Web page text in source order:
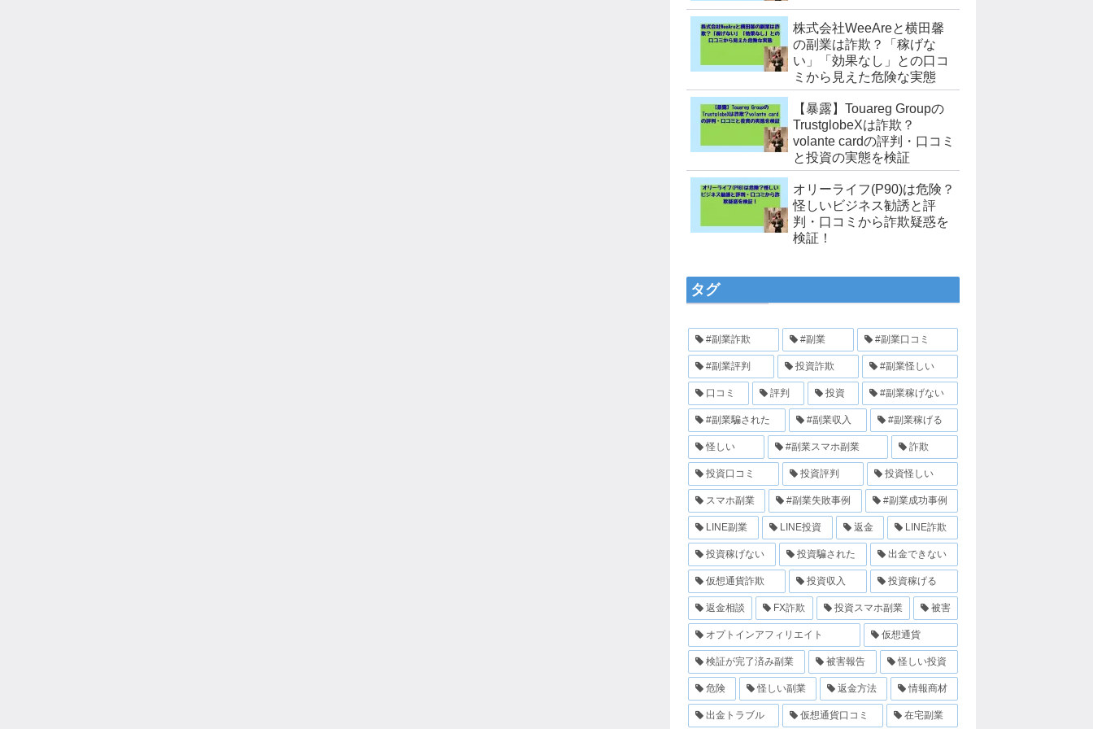
株式会社WeeAreと横田馨
の副業は詐欺？「稼げな
い」「効果なし」との口コ
ミから見えた危険な実態
【暴露】Touareg Groupの
TrustglobeXは詐欺？
volante cardの評判・口コミ
と投資の実態を検証
オリーライフ(P90)は危険？
怪しいビジネス勧誘と評
判・口コミから詐欺疑惑を
検証！
タグ
#副業詐欺 #副業 #副業口コミ
#副業評判 投資詐欺 #副業怪しい
口コミ 評判 投資 #副業稼げない
#副業騙された #副業収入 #副業稼げる
怪しい #副業スマホ副業 詐欺
投資口コミ 投資評判 投資怪しい
スマホ副業 #副業失敗事例 #副業成功事例
LINE副業 LINE投資 返金 LINE詐欺
投資稼げない 投資騙された 出金できない
仮想通貨詐欺 投資収入 投資稼げる
返金相談 FX詐欺 投資スマホ副業 被害
オプトインアフィリエイト 仮想通貨
検証が完了済み副業 被害報告 怪しい投資
危険 怪しい副業 返金方法 情報商材
出金トラブル 仮想通貨口コミ 在宅副業